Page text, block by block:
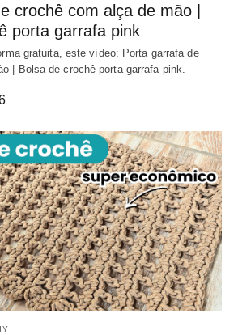
crochê com alça de mão |
porta garrafa pink
gratuita, este vídeo: Porta garrafa de
| Bolsa de crochê porta garrafa pink.